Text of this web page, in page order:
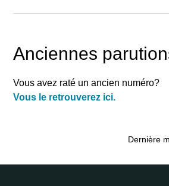
Anciennes
Vous avez raté un ancien numéro?
Vous le retrouverez ici.
Dernière